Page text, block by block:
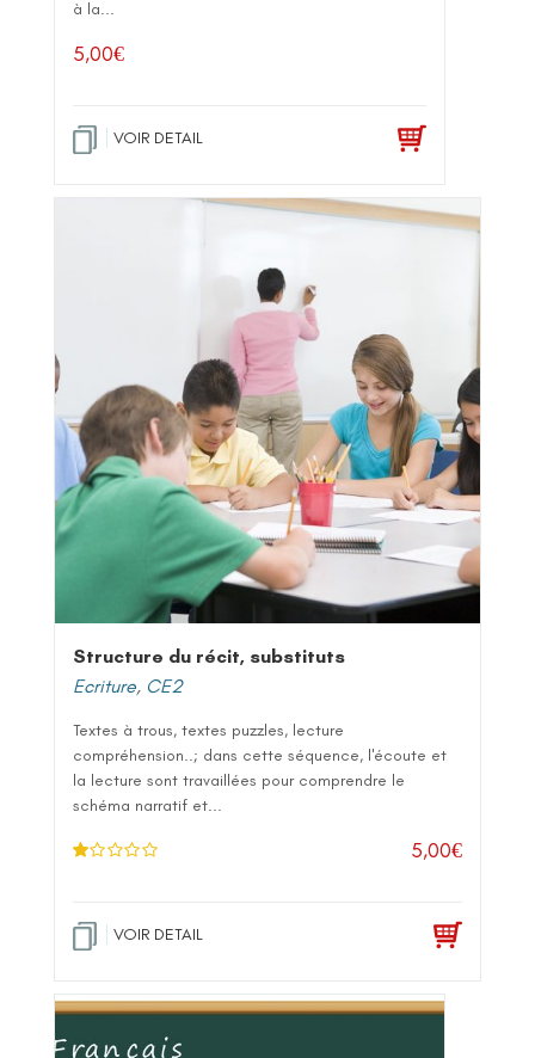
à la...
5,00€
VOIR DETAIL
Structure du récit, substituts
Ecriture, CE2
Textes à trous, textes puzzles, lecture
compréhension..; dans cette séquence, l'écoute et
la lecture sont travaillées pour comprendre le
schéma narratif et...
.0
5,00€
VOIR DETAIL